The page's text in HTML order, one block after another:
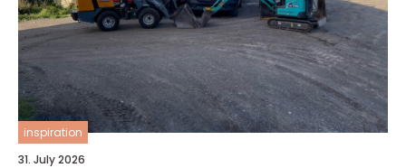
inspiration
31. July 2026